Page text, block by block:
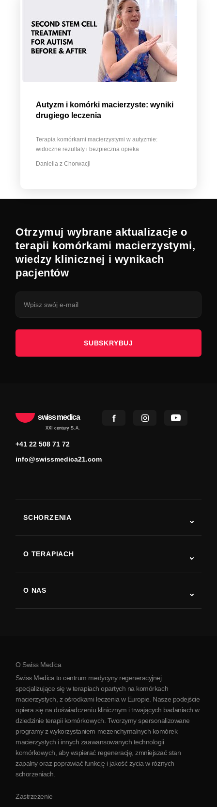
Autyzm i komórki macierzyste: wyniki
drugiego leczenia
Terapia komórkami macierzystymi w autyzmie:
widoczne rezultaty i bezpieczna opieka
Daniella z Chorwacji
Otrzymuj wybrane aktualizacje o
terapii komórkami macierzystymi,
wiedzy klinicznej i wynikach
pacjentów
SUBSKRYBUJ
swiss medica
XXI century S.A.
+41 22 508 71 72
info@swissmedica21.com
SCHORZENIA
Choroba Parkinsona
Zapalenie stawów
O TERAPIACH
O NAS
O Serbii
Partnerstwo
Skontaktuj się z nami
O Swiss Medica
Swiss Medica to centrum medycyny regeneracyjnej
specjalizujące się w terapiach opartych na komórkach
macierzystych, z ośrodkami leczenia w Europie. Nasze podejście
opiera się na doświadczeniu klinicznym i trwających badaniach w
dziedzinie terapii komórkowych. Tworzymy spersonalizowane
programy z wykorzystaniem mezenchymalnych komórek
macierzystych i innych zaawansowanych technologii
komórkowych, aby wspierać regenerację, zmniejszać stan
zapalny oraz poprawiać funkcję i jakość życia w różnych
schorzeniach.
Zastrzeżenie